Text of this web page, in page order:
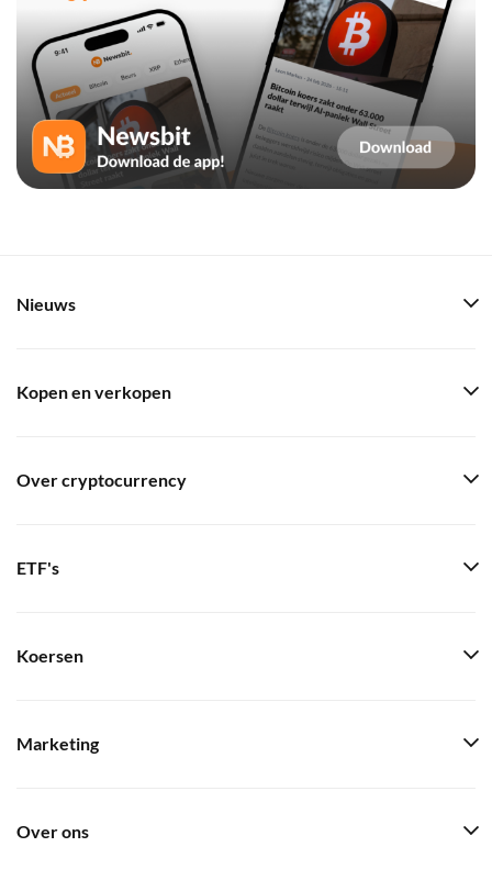
Nieuws
Kopen en verkopen
Over cryptocurrency
ETF's
Koersen
Marketing
Over ons